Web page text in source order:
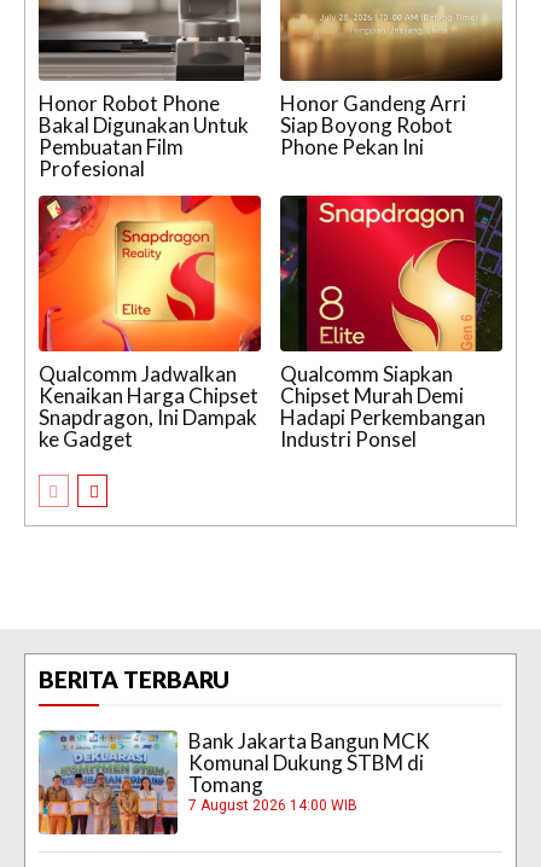
Honor Robot Phone
Bakal Digunakan Untuk
Pembuatan Film
Profesional
Honor Gandeng Arri
Siap Boyong Robot
Phone Pekan Ini
Qualcomm Jadwalkan
Kenaikan Harga Chipset
Snapdragon, Ini Dampak
ke Gadget
Qualcomm Siapkan
Chipset Murah Demi
Hadapi Perkembangan
Industri Ponsel
BERITA TERBARU
Bank Jakarta Bangun MCK
Komunal Dukung STBM di
Tomang
7 August 2026 14:00 WIB